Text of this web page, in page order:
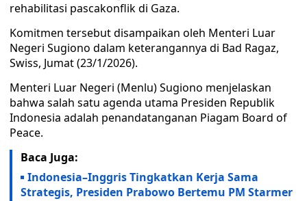
rehabilitasi pascakonflik di Gaza.
Komitmen tersebut disampaikan oleh Menteri Luar
Negeri Sugiono dalam keterangannya di Bad Ragaz,
Swiss, Jumat (23/1/2026).
Menteri Luar Negeri (Menlu) Sugiono menjelaskan
bahwa salah satu agenda utama Presiden Republik
Indonesia adalah penandatanganan Piagam Board of
Peace.
Baca Juga:
Indonesia–Inggris Tingkatkan Kerja Sama
Strategis, Presiden Prabowo Bertemu PM Starmer